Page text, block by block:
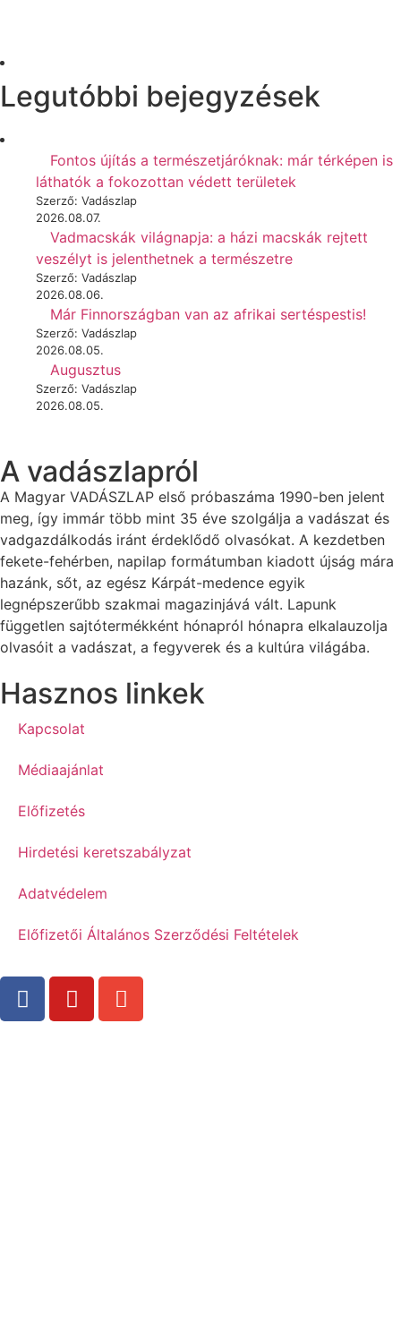
Legutóbbi bejegyzések
Fontos újítás a természetjáróknak: már térképen is
láthatók a fokozottan védett területek
Szerző: Vadászlap
2026.08.07.
Vadmacskák világnapja: a házi macskák rejtett
veszélyt is jelenthetnek a természetre
Szerző: Vadászlap
2026.08.06.
Már Finnországban van az afrikai sertéspestis!
Szerző: Vadászlap
2026.08.05.
Augusztus
Szerző: Vadászlap
2026.08.05.
A vadászlapról
A Magyar VADÁSZLAP első próbaszáma 1990-ben jelent
meg, így immár több mint 35 éve szolgálja a vadászat és
vadgazdálkodás iránt érdeklődő olvasókat. A kezdetben
fekete-fehérben, napilap formátumban kiadott újság mára
hazánk, sőt, az egész Kárpát-medence egyik
legnépszerűbb szakmai magazinjává vált. Lapunk
független sajtótermékként hónapról hónapra elkalauzolja
olvasóit a vadászat, a fegyverek és a kultúra világába.
Hasznos linkek
Kapcsolat
Médiaajánlat
Előfizetés
Hirdetési keretszabályzat
Adatvédelem
Előfizetői Általános Szerződési Feltételek